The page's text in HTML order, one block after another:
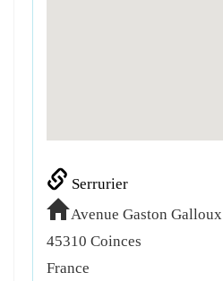
Serrurier
Avenue Gaston Galloux
45310 Coinces
France